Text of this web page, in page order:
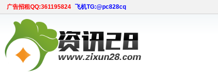
广告招租QQ:361195824 飞机TG:@pc828cq